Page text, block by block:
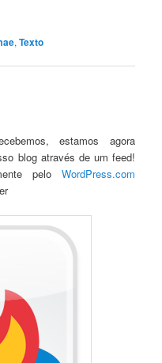
,Texto
estamos agora
blog através de um feed!
pelo WordPress.com